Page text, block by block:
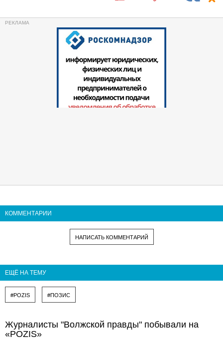
КОММЕНТАРИИ
НАПИСАТЬ КОММЕНТАРИЙ
ЕЩЁ НА ТЕМУ
#POZIS #ПОЗИС
Журналисты "Волжской правды" побывали на
«POZIS»